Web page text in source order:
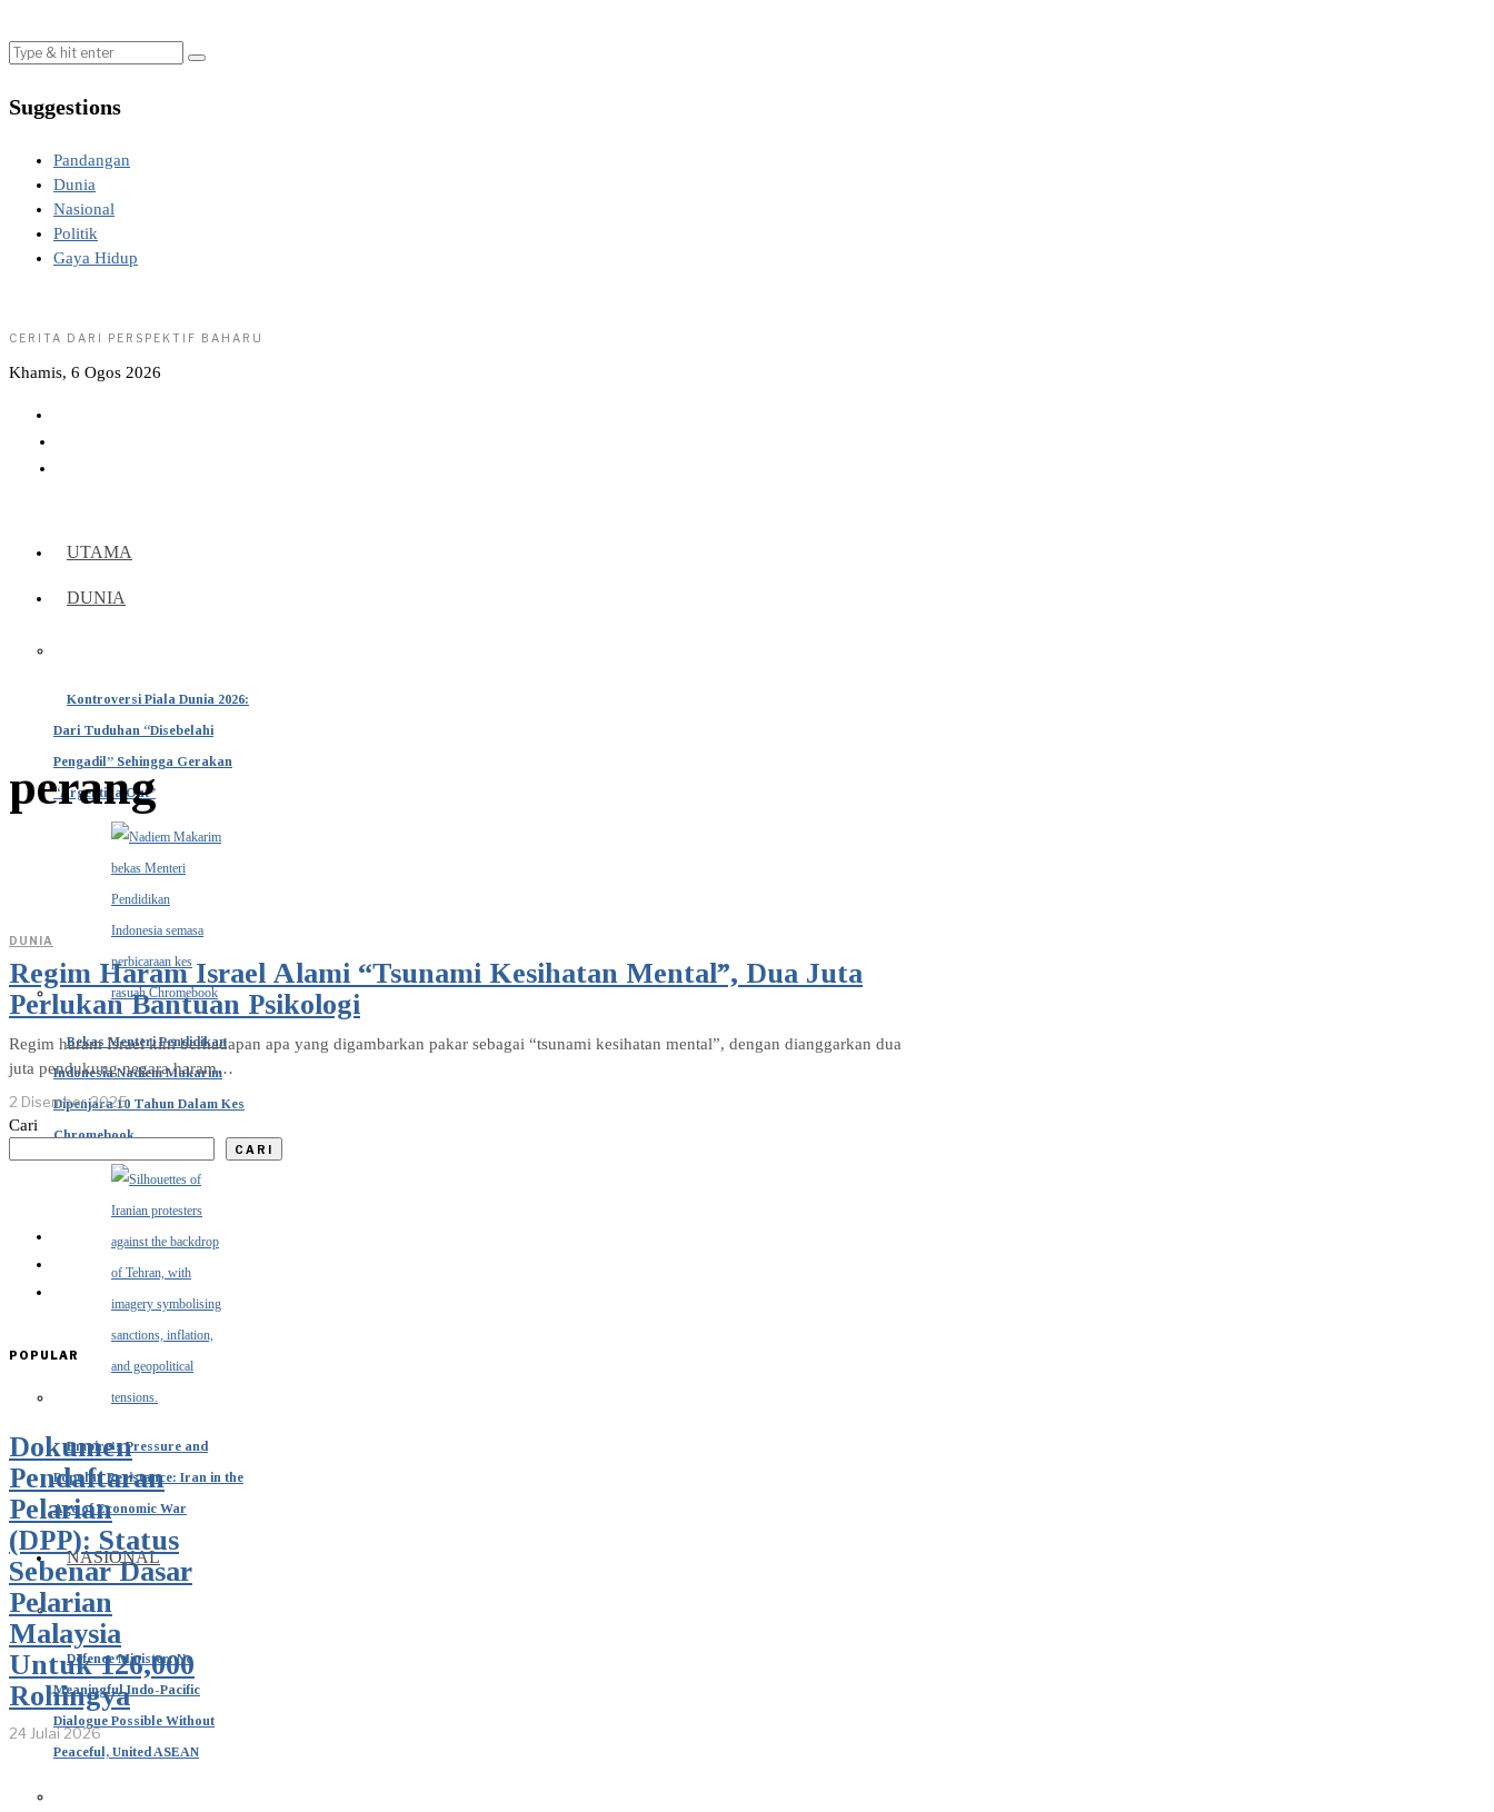
Suggestions
Pandangan
Dunia
Nasional
Politik
Gaya Hidup
CERITA DARI PERSPEKTIF BAHARU
Khamis, 6 Ogos 2026
UTAMA
DUNIA
Kontroversi Piala Dunia 2026:
Dari Tuduhan “Disebelahi
Pengadil” Sehingga Gerakan
“Argentina Out”
Bekas Menteri Pendidikan
Indonesia Nadiem Makarim
Dipenjara 10 Tahun Dalam Kes
Chromebook
Empire’s Pressure and
Popular Resistance: Iran in the
Age of Economic War
NASIONAL
Defence Minister: No
Meaningful Indo-Pacific
Dialogue Possible Without
Peaceful, United ASEAN
perang
DUNIA
Regim Haram Israel Alami “Tsunami Kesihatan Mental”, Dua Juta
Perlukan Bantuan Psikologi
Regim haram Israel kini berhadapan apa yang digambarkan pakar sebagai “tsunami kesihatan mental”, dengan dianggarkan dua
juta pendukung negara haram…
2 Disember 2025
Cari
CARI
POPULAR
Dokumen
Pendaftaran
Pelarian
(DPP): Status
Sebenar Dasar
Pelarian
Malaysia
Untuk 126,000
Rohingya
24 Julai 2026